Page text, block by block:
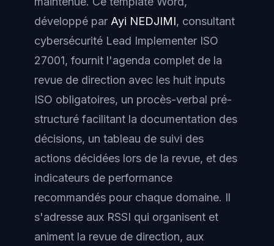
développé par Ayi NEDJIMI, consultant
cybersécurité Lead Implementer ISO
27001, fournit l'agenda complet de la
revue de direction avec les huit inputs
ISO obligatoires, un procès-verbal pré-
structuré facilitant la documentation des
décisions, un tableau de suivi des
actions décidées lors de la revue, et des
indicateurs de performance
recommandés pour chaque domaine. Il
s'adresse aux RSSI qui organisent et
animent la revue de direction, aux